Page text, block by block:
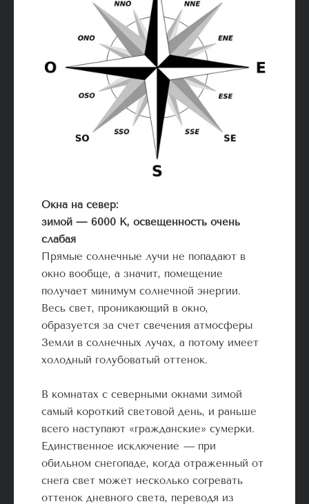
Окна на север:
зимой — 6000 К, освещенность очень
слабая
Прямые солнечные лучи не попадают в
окно вообще, а значит, помещение
получает минимум солнечной энергии.
Весь свет, проникающий в окно,
образуется за счет свечения атмосферы
Земли в солнечных лучах, а потому имеет
холодный голубоватый оттенок.
В комнатах с северными окнами зимой
самый короткий световой день, и раньше
всего наступают «гражданские» сумерки.
Единственное исключение — при
обильном снегопаде, когда отраженный от
снега свет может несколько согревать
оттенок дневного света, переводя из